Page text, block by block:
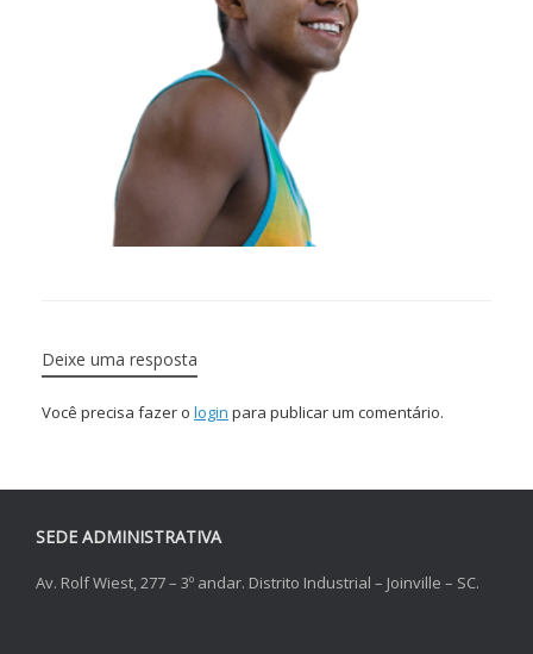
Deixe uma resposta
Você precisa fazer o login para publicar um comentário.
SEDE ADMINISTRATIVA
Av. Rolf Wiest, 277 – 3º andar. Distrito Industrial – Joinville – SC.